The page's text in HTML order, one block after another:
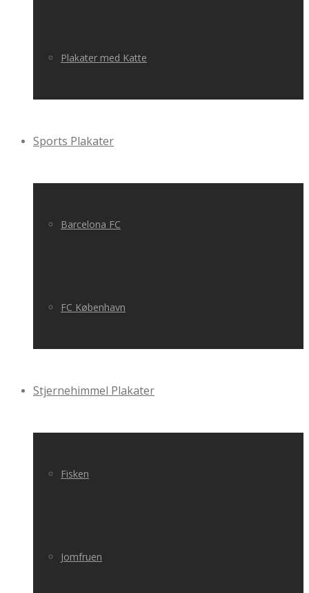
Plakater med Katte
Sports Plakater
Barcelona FC
FC København
Stjernehimmel Plakater
Fisken
Jomfruen